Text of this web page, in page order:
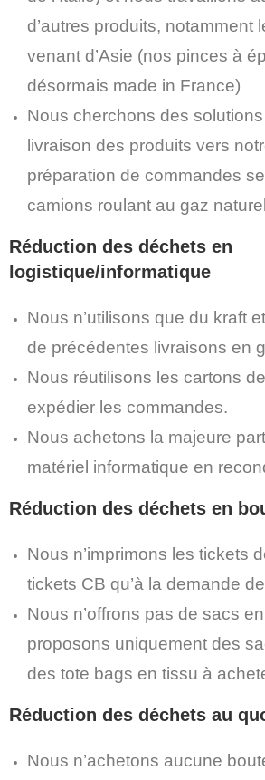
d’autres produits, notamment
venant d’Asie (nos pinces à
désormais made in France)
Nous cherchons des
livraison des produits vers
préparation de commandes
camions roulant au gaz
Réduction des déchets en
logistique/informatique
Nous n’utilisons que du kraft
de précédentes livraisons en
Nous réutilisons les cartons
expédier les commandes.
Nous achetons la majeure
matériel informatique en
Réduction des déchets en
Nous n’imprimons les tickets
tickets CB qu’à la demande
Nous n’offrons pas de sacs
proposons uniquement des
des tote bags en tissu à
Réduction des déchets au
Nous n’achetons aucune